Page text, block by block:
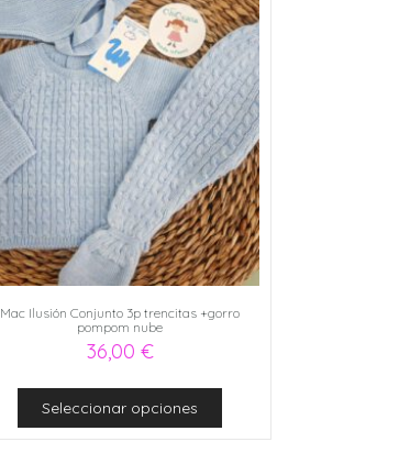
Mac Ilusión Conjunto 3p trencitas +gorro
pompom nube
36,00 €
Seleccionar opciones